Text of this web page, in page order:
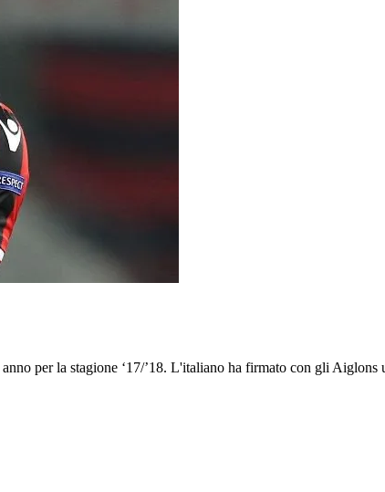
per la stagione ‘17/’18. L'italiano ha firmato con gli Aiglons